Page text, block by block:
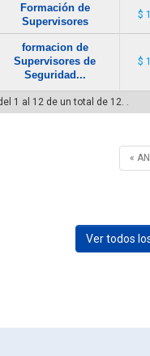
Formación de
Supervisores
$
formacion de
Supervisores de
Seguridad...
$
1 al 12 de un total de 12. .
«
Ver todos